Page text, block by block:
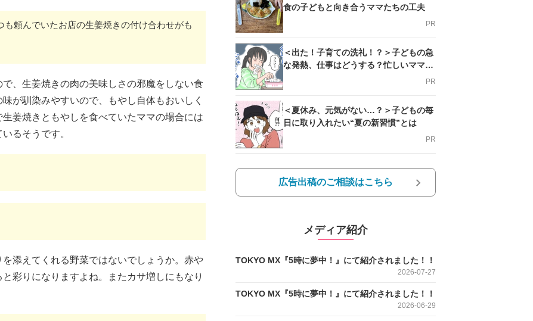
も頼んでいたお店の生姜焼きの付け合わせがも
、生姜焼きの肉の美味しさの邪魔をしない食
が馴染みやすいので、もやし自体もおいしく
姜焼きともやしを食べていたママの場合には
るそうです。
添えてくれる野菜ではないでしょうか。赤や
彩りになりますよね。またカサ増しにもなり
食の子どもと向き合うママたちの工夫
PR
＜出た！子育ての洗礼！？＞子どもの急
な発熱、仕事はどうする？忙しいママを
PR
＜夏休み、元気がない…？＞子どもの毎
日に取り入れたい“夏の新習慣”とは
PR
広告出稿のご相談はこちら
メディア紹介
TOKYO MX『5時に夢中！』にて紹介されました！！
2026-07-27
TOKYO MX『5時に夢中！』にて紹介されました！！
2026-06-29